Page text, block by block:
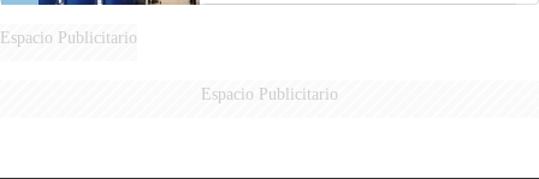
Espacio Publicitario
Espacio Publicitario